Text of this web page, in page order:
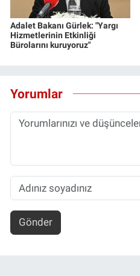
Adalet Bakanı Gürlek: "Yargı
Hizmetlerinin Etkinliği
Bürolarını kuruyoruz"
Yorumlar
Gönder
Yerel Yaşam
Canlı Yayın